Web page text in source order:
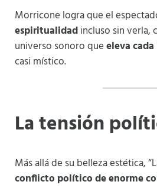
Morricone logra que el
espiritualidadincluso sin verla,
universo sonoro queeleva
casi místico.
La tensión
Más allá de su belleza estética,
conflicto político de enorme